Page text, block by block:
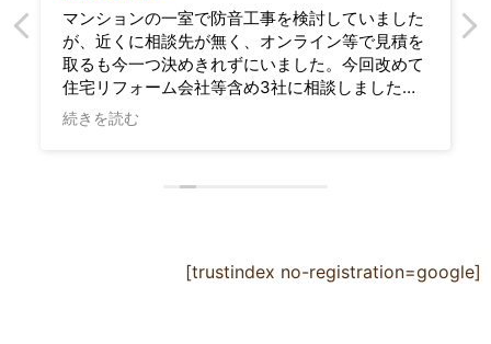
マンションの一室で防音工事を検討していました
が、近くに相談先が無く、オンライン等で見積を
取るも今一つ決めきれずにいました。今回改めて
住宅リフォーム会社等含め3社に相談しました
が、こちらの数々の要望をしっかり理解して相談
に乗って下さったのは御社だけで（さらに最も安
続きを読む
[trustindex no-registration=google]